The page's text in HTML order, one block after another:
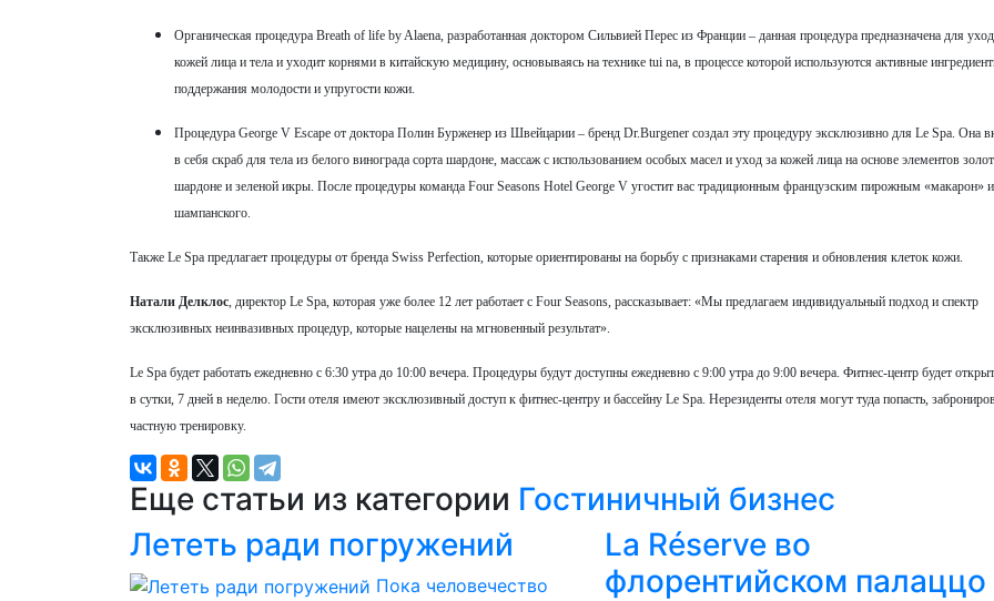
Органическая процедура Breath of life by Alaena, разработанная доктором Сильвией Переc из Франции – данная процедура предназначена для
кожей лица и тела и уходит корнями в китайскую медицину, основываясь на технике tui na, в процессе которой используются активные
поддержания молодости и упругости кожи.
Процедура George V Escape от доктора Полин Бурженер из Швейцарии – бренд Dr.Burgener создал эту процедуру эксклюзивно для Le Spa. Она
в себя скраб для тела из белого винограда сорта шардоне, массаж с использованием особых масел и уход за кожей лица на основе элементов
шардоне и зеленой икры. После процедуры команда Four Seasons Hotel George V угостит вас традиционным французским пирожным «макарон»
шампанского.
Также Le Spa предлагает процедуры от бренда Swiss Perfection, которые ориентированы на борьбу с признаками старения и обновления клеток кожи.
Натали Делклос , директор Le Spa, которая уже более 12 лет работает с Four Seasons, рассказывает: «Мы предлагаем индивидуальный подход и спектр
эксклюзивных неинвазивных процедур, которые нацелены на мгновенный результат».
Le Spa будет работать ежедневно с 6:30 утра до 10:00 вечера. Процедуры будут доступны ежедневно с 9:00 утра до 9:00 вечера. Фитнес-центр будет
в сутки, 7 дней в неделю. Гости отеля имеют эксклюзивный доступ к фитнес-центру и бассейну Le Spa. Нерезиденты отеля могут туда попасть,
частную тренировку.
Еще статьи из категории Гостиничный бизнес
Лететь ради погружений
Пока человечество
La Réserve во
флорентийском палаццо